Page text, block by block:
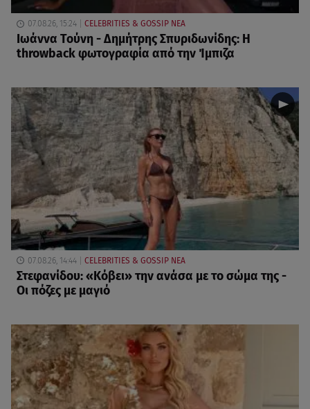
07.08.26, 15:24 CELEBRITIES & GOSSIP ΝΕΑ
Ιωάννα Τούνη - Δημήτρης Σπυριδωνίδης: Η
throwback φωτογραφία από την Ίμπιζα
07.08.26, 14:44 CELEBRITIES & GOSSIP ΝΕΑ
Στεφανίδου: «Κόβει» την ανάσα με το σώμα της -
Οι πόζες με μαγιό